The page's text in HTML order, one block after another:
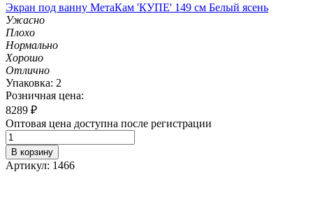
Экран под ванну МетаКам 'КУПЕ' 149 см Белый ясень
Ужасно
Плохо
Нормально
Хорошо
Отлично
Упаковка: 2
Розничная цена:
8289 ₽
Оптовая цена доступна после регистрации
В корзину
Артикул: 1466